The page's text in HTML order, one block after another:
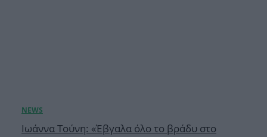
Ιωάννα Τούνη: «Έβγαλα όλο το βράδυ στο